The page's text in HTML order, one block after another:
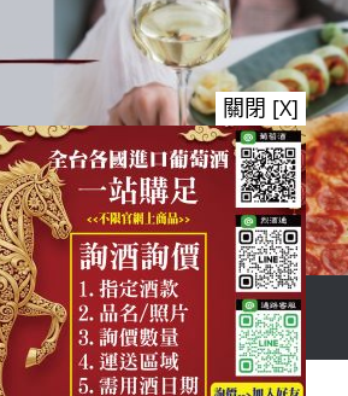
台灣酒商聯盟
TWSMA
首頁 會員登入
關閉 [X]